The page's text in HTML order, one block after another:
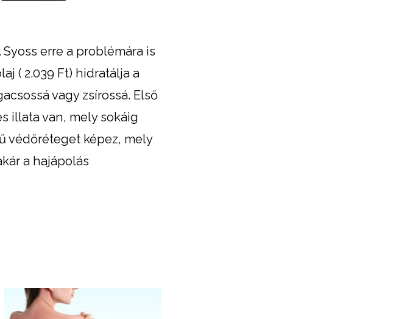
erre a problémára is
( 2.039 Ft) hidratálja a
vagy zsírossá. Első
illata van, mely sokáig
védőréteget képez, mely
a hajápolás